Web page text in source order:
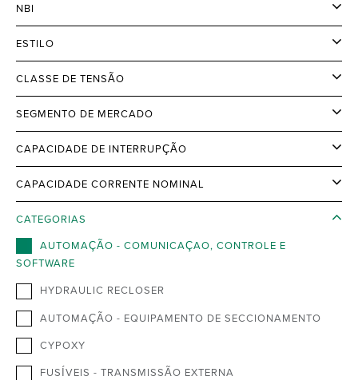
NBI
ESTILO
CLASSE DE TENSÃO
SEGMENTO DE MERCADO
CAPACIDADE DE INTERRUPÇÃO
CAPACIDADE CORRENTE NOMINAL
CATEGORIAS
AUTOMAÇÃO - COMUNICAÇAO, CONTROLE E
SOFTWARE
HYDRAULIC RECLOSER
AUTOMAÇÃO - EQUIPAMENTO DE SECCIONAMENTO
CYPOXY
FUSÍVEIS - TRANSMISSÃO EXTERNA